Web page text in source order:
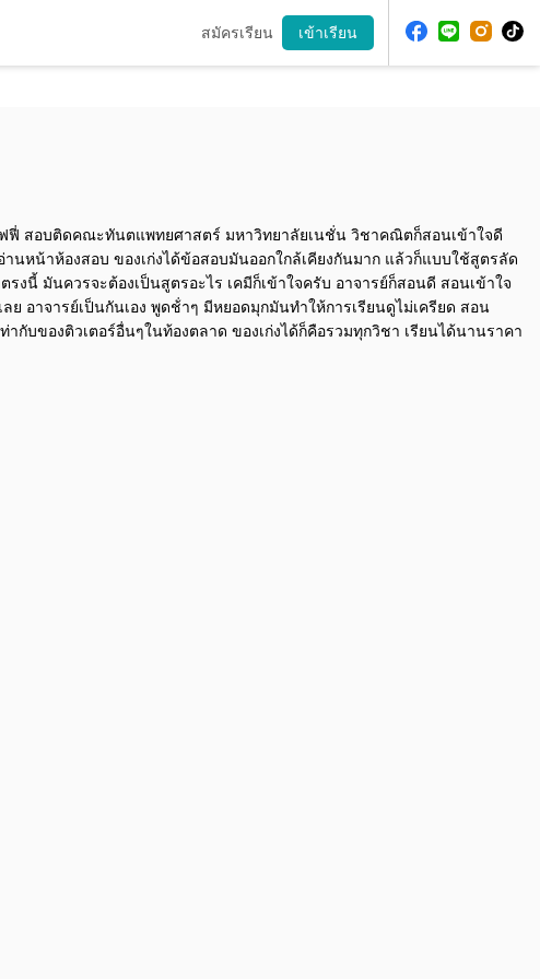
สมัครเรียน เข้าเรียน
สอบติดคณะทันตแพทยศาสตร์ มหาวิทยาลัยเนชั่น วิชาคณิตก็สอนเข้าใจดี
นหน้าห้องสอบ ของเก่งได้ข้อสอบมันออกใกล้เคียงกันมาก แล้วก็แบบใช้สูตรลัด
นี้ มันควรจะต้องเป็นสูตรอะไร เคมีก็เข้าใจครับ อาจารย์ก็สอนดี สอนเข้าใจ
อาจารย์เป็นกันเอง พูดช้่าๆ มีหยอดมุกมันทำให้การเรียนดูไม่เครียด สอน
กับของติวเตอร์อื่นๆในท้องตลาด ของเก่งได้ก็คือรวมทุกวิชา เรียนได้นานราคา